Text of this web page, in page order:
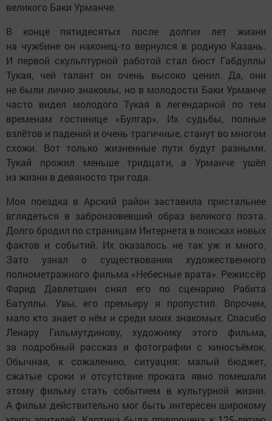
великого Баки Урманче.
В конце пятидесятых после долгих лет жизни
на чужбине он наконец‑то вернулся в родную Казань.
И первой скульптурной работой стал бюст Габдуллы
Тукая, чей талант он очень высоко ценил. Да, они
не были лично знакомы, но в молодости Баки Урманче
часто видел молодого Тукая в легендарной по тем
временам гостинице «Булгар». Их судьбы, полные
взлётов и падений и очень трагичные, станут во многом
схожи. Вот только жизненные пути будут разными.
Тукай прожил меньше тридцати, а Урманче ушёл
из жизни в девяносто три года.
Моя поездка в Арский район заставила пристальнее
вглядеться в забронзовевший образ великого поэта.
Долго бродил по страницам Интернета в поисках новых
фактов и событий. Их оказалось не так уж и много.
Зато узнал о существовании художественного
полнометражного фильма «Небесные врата». Режиссёр
Фарид Давлетшин снял его по сценарию Рабита
Батуллы. Увы, его премьеру я пропустил. Впрочем,
мало кто знает о нём и среди моих знакомых. Спасибо
Ленару Гильмутдинову, художнику этого фильма,
за подробный рассказ и фотографии с киносъёмок.
Обычная, к сожалению, ситуация: малый бюджет,
сжатые сроки и отсутствие проката явно помешали
этому фильму стать событием в культурной жизни.
А фильм действительно мог быть интересен широкому